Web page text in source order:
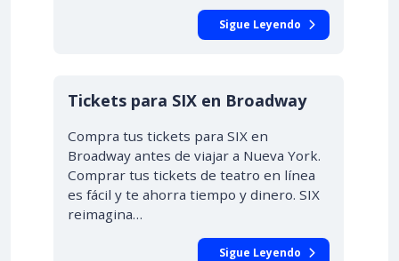
Sigue Leyendo
Tickets para SIX en Broadway
Compra tus tickets para SIX en
Broadway antes de viajar a Nueva York.
Comprar tus tickets de teatro en línea
es fácil y te ahorra tiempo y dinero. SIX
reimagina…
Sigue Leyendo